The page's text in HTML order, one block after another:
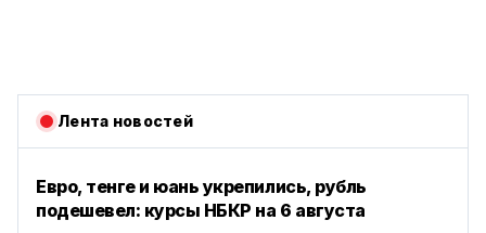
Лента новостей
Евро, тенге и юань укрепились, рубль
подешевел: курсы НБКР на 6 августа